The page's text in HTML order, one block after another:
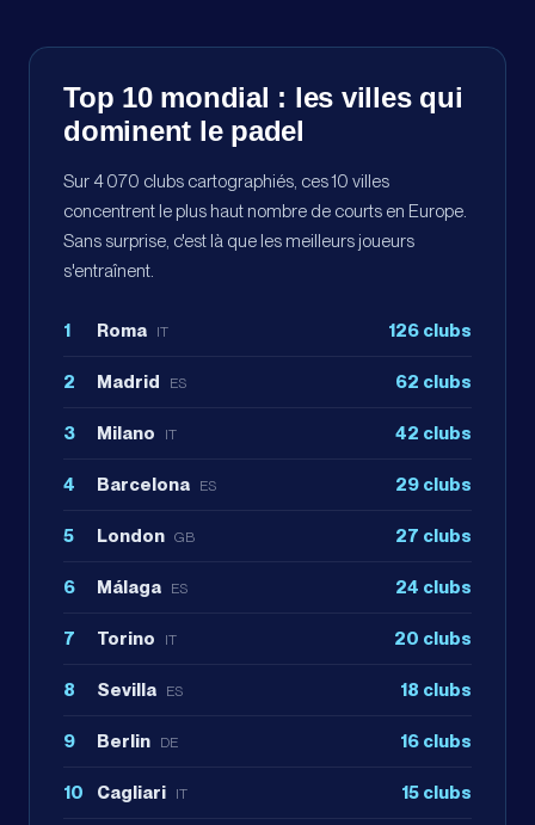
Top 10 mondial : les villes qui
dominent le padel
Sur 4 070 clubs cartographiés, ces 10 villes
concentrent le plus haut nombre de courts en Europe.
Sans surprise, c'est là que les meilleurs joueurs
s'entraînent.
1 Roma IT 126 clubs
2 Madrid ES 62 clubs
3 Milano IT 42 clubs
4 Barcelona ES 29 clubs
5 London GB 27 clubs
6 Málaga ES 24 clubs
7 Torino IT 20 clubs
8 Sevilla ES 18 clubs
9 Berlin DE 16 clubs
10 Cagliari IT 15 clubs